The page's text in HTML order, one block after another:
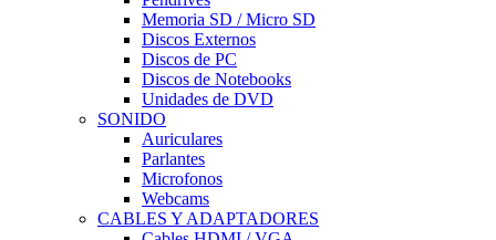
Memoria SD / Micro SD
Discos Externos
Discos de PC
Discos de Notebooks
Unidades de DVD
SONIDO
Auriculares
Parlantes
Microfonos
Webcams
CABLES Y ADAPTADORES